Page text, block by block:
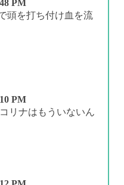
PM
頭を打ち付け血を流
PM
リナはもういないん